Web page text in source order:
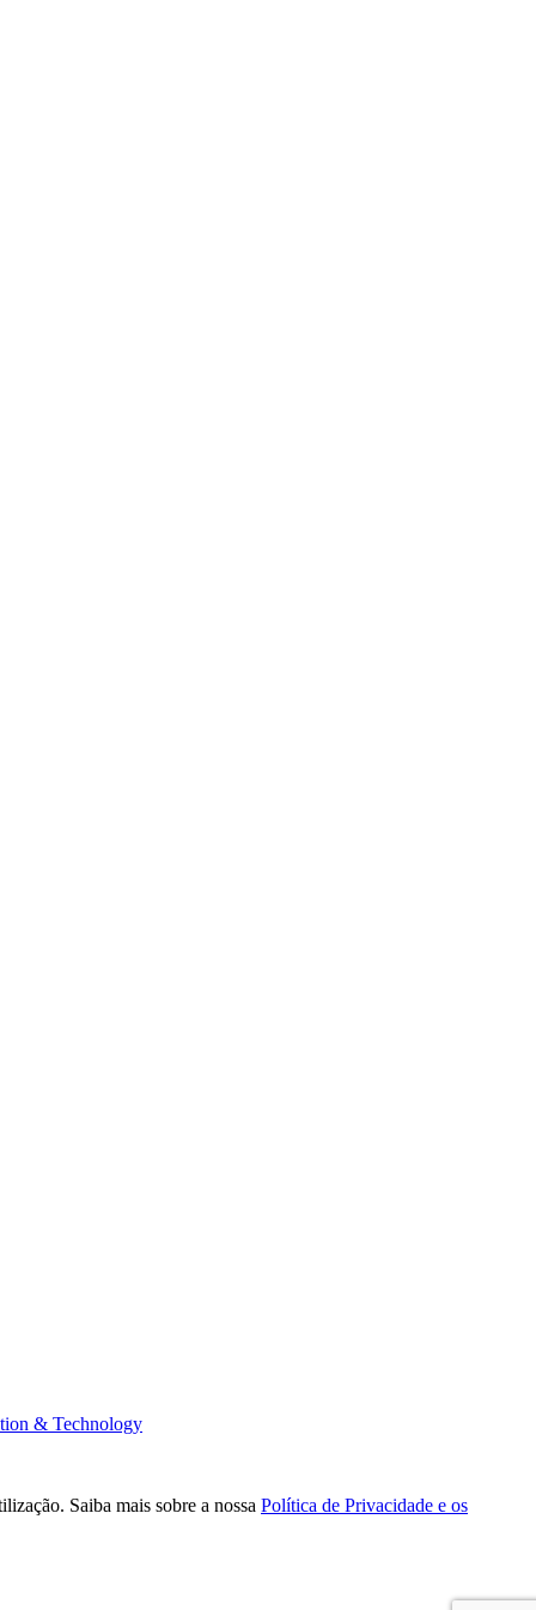
& Technology
Saiba mais sobre a nossa Política de Privacidade e os